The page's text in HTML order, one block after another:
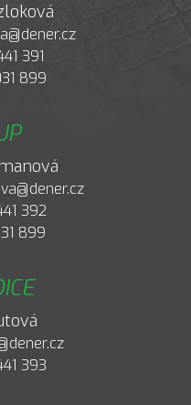
391
899
392
899
393